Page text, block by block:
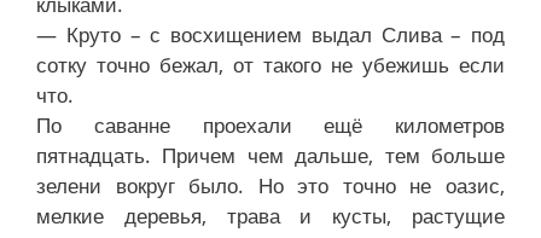
— Круто – с восхищением выдал Слива – под
сотку точно бежал, от такого не убежишь если
что.
По саванне проехали ещё километров
пятнадцать. Причем чем дальше, тем больше
зелени вокруг было. Но это точно не оазис,
мелкие деревья, трава и кусты, растущие